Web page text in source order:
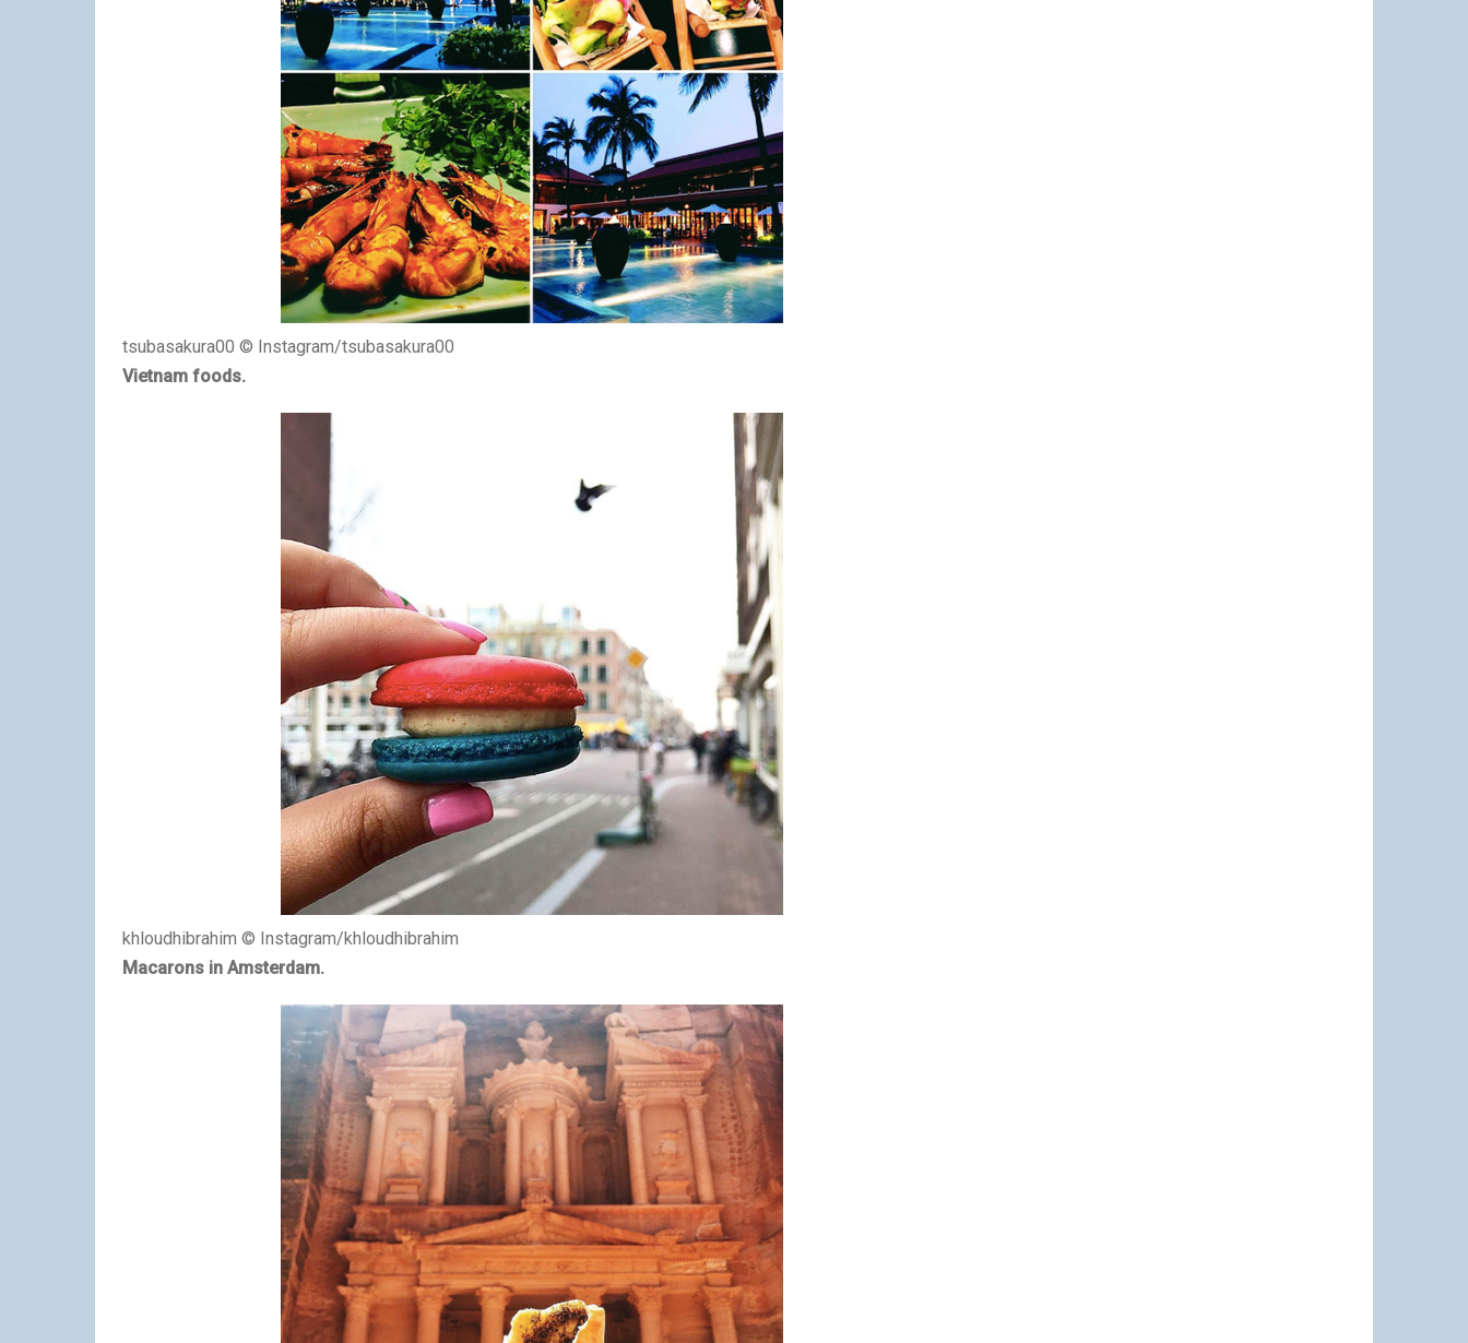
tsubasakura00 © Instagram/tsubasakura00
Vietnam foods.
khloudhibrahim © Instagram/khloudhibrahim
Macarons in Amsterdam.